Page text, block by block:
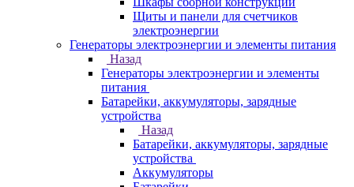
Щиты и панели для счетчиков
электроэнергии
Генераторы электроэнергии и элементы питания
Назад
Генераторы электроэнергии и элементы
питания
Батарейки, аккумуляторы, зарядные
устройства
Назад
Батарейки, аккумуляторы, зарядные
устройства
Аккумуляторы